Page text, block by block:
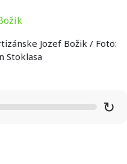
Jozef Božik / Foto:
Stoklasa
↻